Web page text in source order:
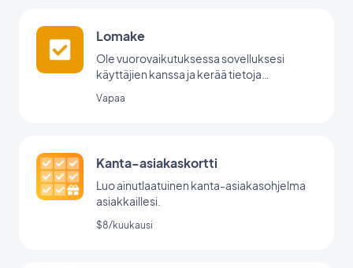
Lomake
Ole vuorovaikutuksessa sovelluksesi
käyttäjien kanssa ja kerää tietoja
Vapaa
Kanta-asiakaskortti
Luo ainutlaatuinen kanta-asiakasohjelma
asiakkaillesi.
$8/kuukausi